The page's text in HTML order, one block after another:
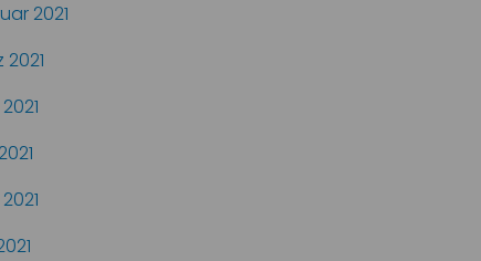
2021